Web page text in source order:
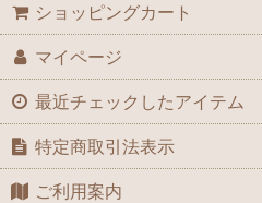
ショッピングカート
マイページ
最近チェックしたアイテム
特定商取引法表示
ご利用案内